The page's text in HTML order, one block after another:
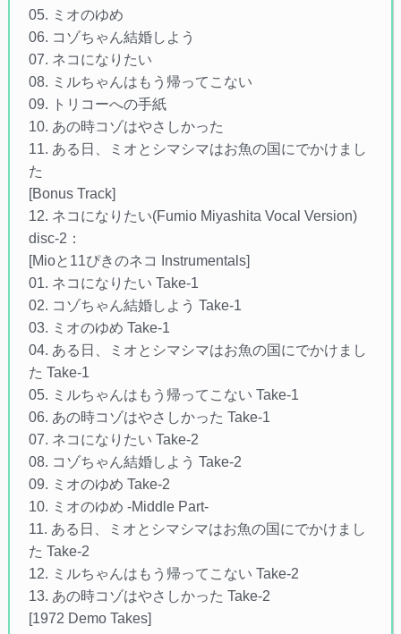
05. ミオのゆめ
06. コゾちゃん結婚しよう
07. ネコになりたい
08. ミルちゃんはもう帰ってこない
09. トリコーへの手紙
10. あの時コゾはやさしかった
11. ある日、ミオとシマシマはお魚の国にでかけまし
た
[Bonus Track]
12. ネコになりたい(Fumio Miyashita Vocal Version)
disc-2：
[Mioと11ぴきのネコ Instrumentals]
01. ネコになりたい Take-1
02. コゾちゃん結婚しよう Take-1
03. ミオのゆめ Take-1
04. ある日、ミオとシマシマはお魚の国にでかけまし
た Take-1
05. ミルちゃんはもう帰ってこない Take-1
06. あの時コゾはやさしかった Take-1
07. ネコになりたい Take-2
08. コゾちゃん結婚しよう Take-2
09. ミオのゆめ Take-2
10. ミオのゆめ -Middle Part-
11. ある日、ミオとシマシマはお魚の国にでかけまし
た Take-2
12. ミルちゃんはもう帰ってこない Take-2
13. あの時コゾはやさしかった Take-2
[1972 Demo Takes]